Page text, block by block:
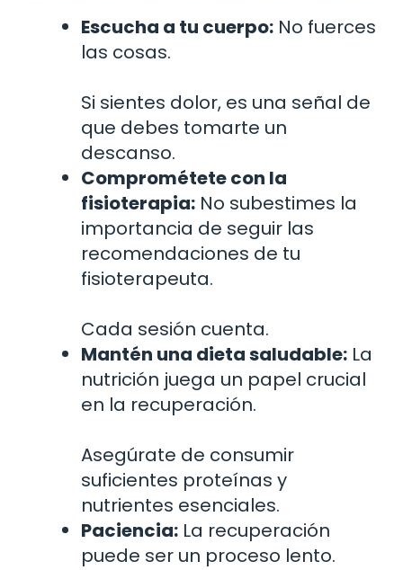
Escucha a tu cuerpo: No fuerces
las cosas.
Si sientes dolor, es una señal de
que debes tomarte un
descanso.
Comprométete con la
fisioterapia: No subestimes la
importancia de seguir las
recomendaciones de tu
fisioterapeuta.
Cada sesión cuenta.
Mantén una dieta saludable: La
nutrición juega un papel crucial
en la recuperación.
Asegúrate de consumir
suficientes proteínas y
nutrientes esenciales.
Paciencia: La recuperación
puede ser un proceso lento.